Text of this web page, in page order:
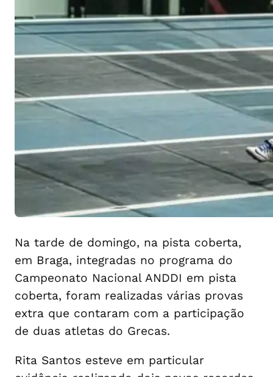
Na tarde de domingo, na pista coberta,
em Braga, integradas no programa do
Campeonato Nacional ANDDI em pista
coberta, foram realizadas várias provas
extra que contaram com a participação
de duas atletas do Grecas.
Rita Santos esteve em particular